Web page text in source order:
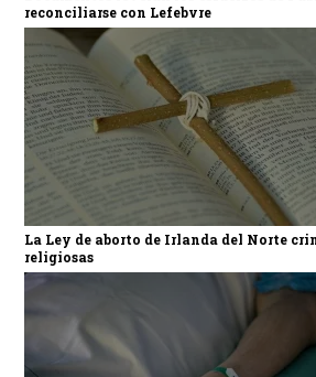
reconciliarse con Lefebvre
La Ley de aborto de Irlanda del Norte
religiosas